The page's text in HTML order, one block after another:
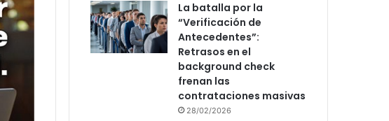
La batalla por la
“Verificación de
Antecedentes”:
Retrasos en el
background check
frenan las
contrataciones masivas
28/02/2026